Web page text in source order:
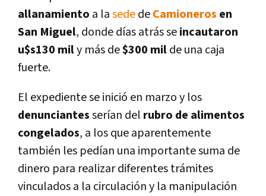
allanamiento a lasededeCamioneros en
San Miguel, donde dí­as atrás seincautaron
u$s130 mily más de$300 milde una caja
fuerte.
El expediente se inició en marzo y los
denunciantesserí­an del rubro de alimentos
congelados, a los que aparentemente
también les pedí­an una importante suma de
dinero para realizar diferentes trámites
vinculados a la circulación y la manipulación